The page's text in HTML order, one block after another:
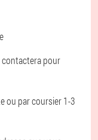
contactera pour
ou par coursier 1-3